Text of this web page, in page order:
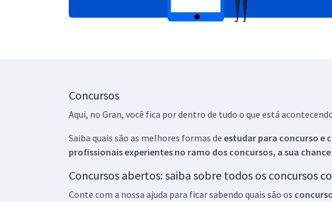
Concursos
Aqui, no Gran, você fica por dentro de tudo o que está
Saiba quais são as melhores formas de estudar para concurso e
profissionais experientes no ramo dos concursos, a sua
Concursos abertos: saiba sobre todos os concursos
Conte com a nossa ajuda para ficar sabendo quais são os